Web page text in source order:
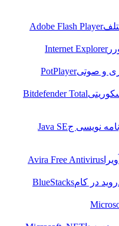
Adobe Flash Player
Internet Explorer
و صوتیPotPlayer
Bitdefender Total
نویسی جJava SE
Avira Free Antivirus
در کامBlueStacks